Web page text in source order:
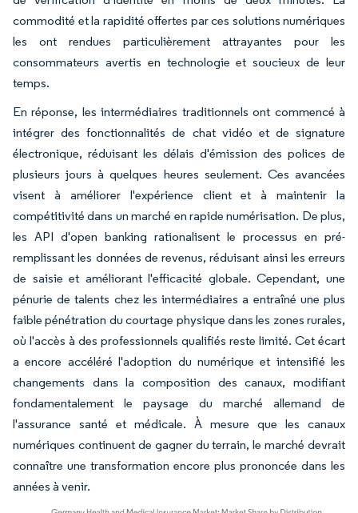
commodité et la rapidité offertes par ces solutions numériques
les ont rendues particulièrement attrayantes pour les
consommateurs avertis en technologie et soucieux de leur
temps.
En réponse, les intermédiaires traditionnels ont commencé à
intégrer des fonctionnalités de chat vidéo et de signature
électronique, réduisant les délais d'émission des polices de
plusieurs jours à quelques heures seulement. Ces avancées
visent à améliorer l'expérience client et à maintenir la
compétitivité dans un marché en rapide numérisation. De plus,
les API d'open banking rationalisent le processus en pré-
remplissant les données de revenus, réduisant ainsi les erreurs
de saisie et améliorant l'efficacité globale. Cependant, une
pénurie de talents chez les intermédiaires a entraîné une plus
faible pénétration du courtage physique dans les zones rurales,
où l'accès à des professionnels qualifiés reste limité. Cet écart
a encore accéléré l'adoption du numérique et intensifié les
changements dans la composition des canaux, modifiant
fondamentalement le paysage du marché allemand de
l'assurance santé et médicale. À mesure que les canaux
numériques continuent de gagner du terrain, le marché devrait
connaître une transformation encore plus prononcée dans les
années à venir.